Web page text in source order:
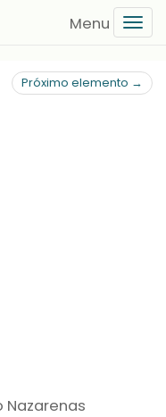
Próximo elemento →
Nazarenas